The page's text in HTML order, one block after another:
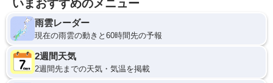
いまおすすめのメニュー
雨雲レーダー
現在の雨雲の動きと60時間先の予報
2週間天気
2週間先までの天気・気温を掲載